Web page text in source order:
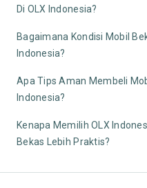
Di OLX Indonesia?
Bagaimana Kondisi Mobil
Indonesia?
Apa Tips Aman Membeli
Indonesia?
Kenapa Memilih OLX
Bekas Lebih Praktis?